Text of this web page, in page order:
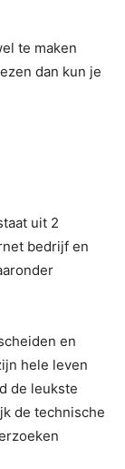
te maken
dan kun je
uit 2
bedrijf en
en
hele leven
de leukste
de technische